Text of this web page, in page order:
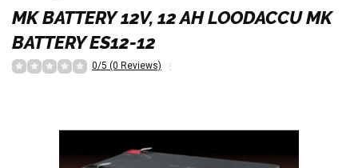
MK BATTERY12V, 12 AH LOODACCU MK
BATTERY ES12-12
0/5 (0 Reviews)